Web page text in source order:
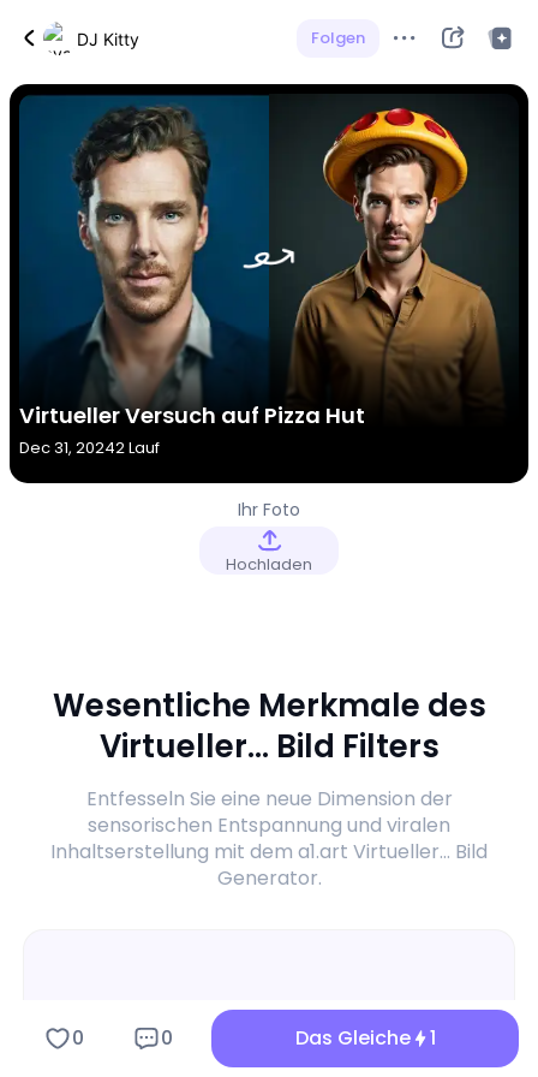
DJ Kitty Folgen
Virtueller Versuch auf Pizza Hut
Dec 31, 20242 Lauf
Ihr Foto
Hochladen
Wesentliche Merkmale des
Virtueller... Bild Filters
Entfesseln Sie eine neue Dimension der
sensorischen Entspannung und viralen
Inhaltserstellung mit dem a1.art Virtueller... Bild
Generator.
0 0 Das Gleiche 1